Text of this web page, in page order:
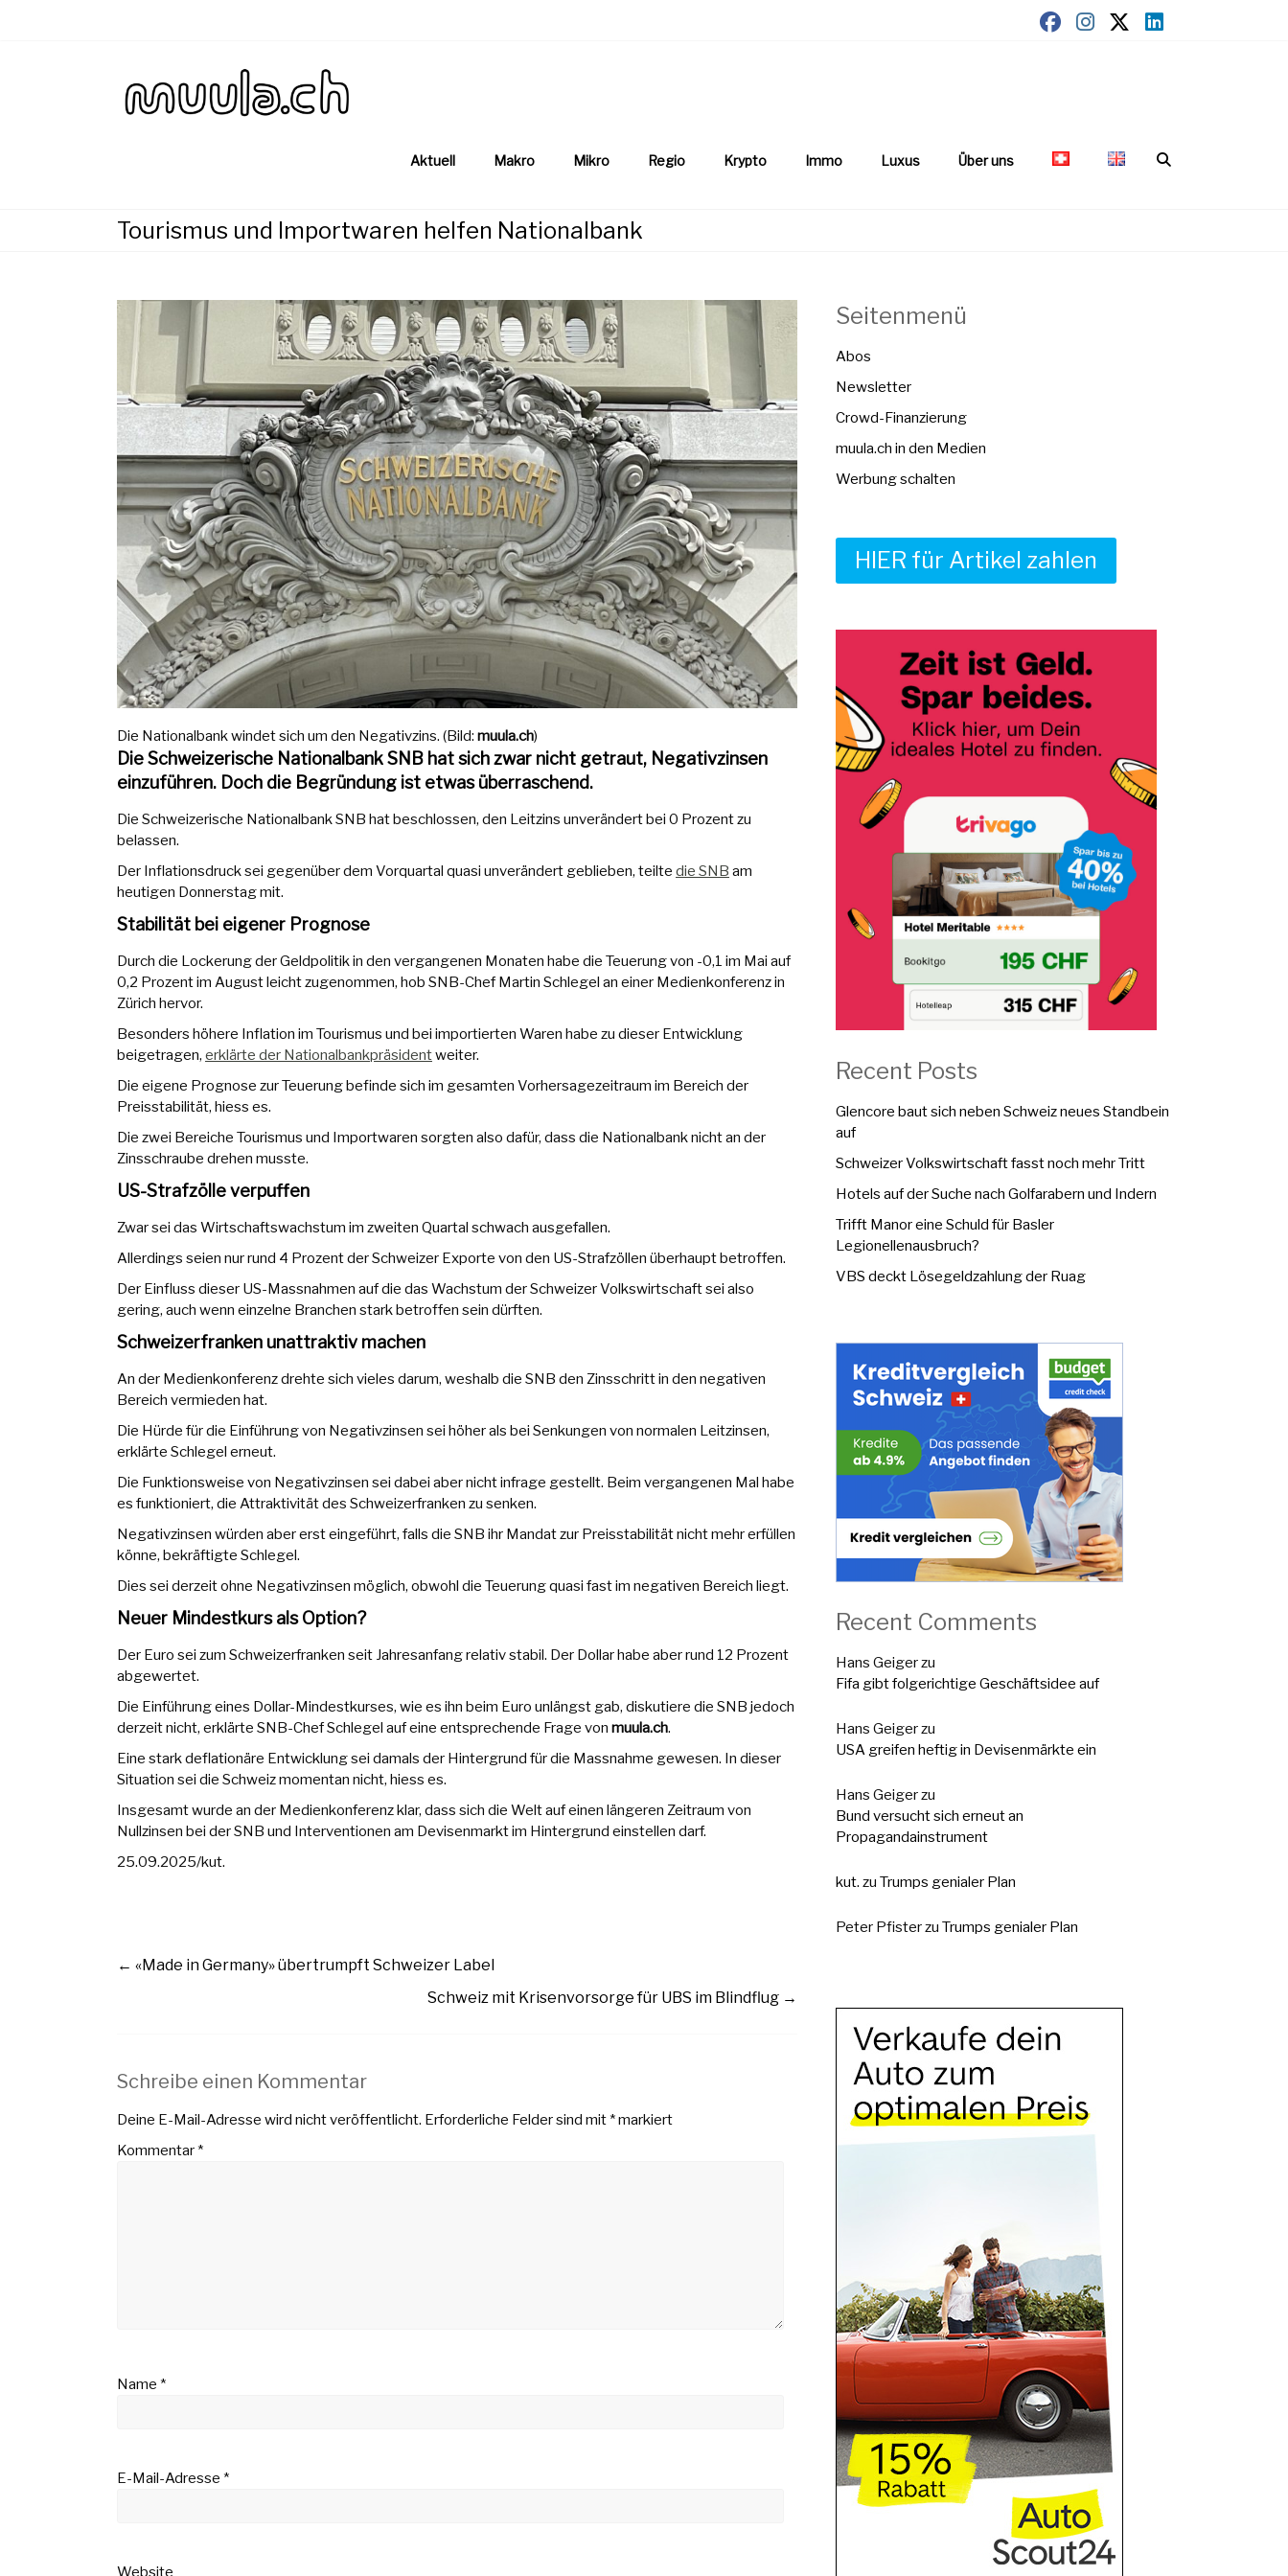
Aktuell Makro Mikro Regio Krypto Immo Luxus Über uns
Tourismus und Importwaren helfen Nationalbank
Die Nationalbank windet sich um den Negativzins. (Bild: muula.ch)
Die Schweizerische Nationalbank SNB hat sich zwar nicht getraut, Negativzinsen
einzuführen. Doch die Begründung ist etwas überraschend.
Die Schweizerische Nationalbank SNB hat beschlossen, den Leitzins unverändert bei 0 Prozent zu
belassen.
Der Inflationsdruck sei gegenüber dem Vorquartal quasi unverändert geblieben, teilte die SNB am
heutigen Donnerstag mit.
Stabilität bei eigener Prognose
Durch die Lockerung der Geldpolitik in den vergangenen Monaten habe die Teuerung von -0,1 im Mai auf
0,2 Prozent im August leicht zugenommen, hob SNB-Chef Martin Schlegel an einer Medienkonferenz in
Zürich hervor.
Besonders höhere Inflation im Tourismus und bei importierten Waren habe zu dieser Entwicklung
beigetragen, erklärte der Nationalbankpräsidentweiter.
Die eigene Prognose zur Teuerung befinde sich im gesamten Vorhersagezeitraum im Bereich der
Preisstabilität, hiess es.
Die zwei Bereiche Tourismus und Importwaren sorgten also dafür, dass die Nationalbank nicht an der
Zinsschraube drehen musste.
US-Strafzölle verpuffen
Zwar sei das Wirtschaftswachstum im zweiten Quartal schwach ausgefallen.
Allerdings seien nur rund 4 Prozent der Schweizer Exporte von den US-Strafzöllen überhaupt betroffen.
Der Einfluss dieser US-Massnahmen auf die das Wachstum der Schweizer Volkswirtschaft sei also
gering, auch wenn einzelne Branchen stark betroffen sein dürften.
Schweizerfranken unattraktiv machen
An der Medienkonferenz drehte sich vieles darum, weshalb die SNB den Zinsschritt in den negativen
Bereich vermieden hat.
Die Hürde für die Einführung von Negativzinsen sei höher als bei Senkungen von normalen Leitzinsen,
erklärte Schlegel erneut.
Die Funktionsweise von Negativzinsen sei dabei aber nicht infrage gestellt. Beim vergangenen Mal habe
es funktioniert, die Attraktivität des Schweizerfranken zu senken.
Negativzinsen würden aber erst eingeführt, falls die SNB ihr Mandat zur Preisstabilität nicht mehr erfüllen
könne, bekräftigte Schlegel.
Dies sei derzeit ohne Negativzinsen möglich, obwohl die Teuerung quasi fast im negativen Bereich liegt.
Neuer Mindestkurs als Option?
Der Euro sei zum Schweizerfranken seit Jahresanfang relativ stabil. Der Dollar habe aber rund 12 Prozent
abgewertet.
Die Einführung eines Dollar-Mindestkurses, wie es ihn beim Euro unlängst gab, diskutiere die SNB jedoch
derzeit nicht, erklärte SNB-Chef Schlegel auf eine entsprechende Frage von muula.ch.
Eine stark deflationäre Entwicklung sei damals der Hintergrund für die Massnahme gewesen. In dieser
Situation sei die Schweiz momentan nicht, hiess es.
Insgesamt wurde an der Medienkonferenz klar, dass sich die Welt auf einen längeren Zeitraum von
Nullzinsen bei der SNB und Interventionen am Devisenmarkt im Hintergrund einstellen darf.
25.09.2025/kut.
← «Made in Germany» übertrumpft Schweizer Label
Schweiz mit Krisenvorsorge für UBS im Blindflug →
Schreibe einen Kommentar
Deine E-Mail-Adresse wird nicht veröffentlicht. Erforderliche Felder sind mit*markiert
Kommentar*
Name *
E-Mail-Adresse *
Website
Seitenmenü
Abos
Newsletter
Crowd-Finanzierung
muula.ch in den Medien
Werbung schalten
HIER für Artikel zahlen
Recent Posts
Glencore baut sich neben Schweiz neues Standbein
auf
Schweizer Volkswirtschaft fasst noch mehr Tritt
Hotels auf der Suche nach Golfarabern und Indern
Trifft Manor eine Schuld für Basler
Legionellenausbruch?
VBS deckt Lösegeldzahlung der Ruag
Recent Comments
Hans Geigerzu
Fifa gibt folgerichtige Geschäftsidee auf
Hans Geigerzu
USA greifen heftig in Devisenmärkte ein
Hans Geigerzu
Bund versucht sich erneut an
Propagandainstrument
kut. zu Trumps genialer Plan
Peter Pfisterzu Trumps genialer Plan